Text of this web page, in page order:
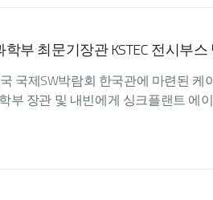
부 최문기장관 KSTEC 전시부스
국제SW박람회 한국관에 마련된
부 장관 및 내빈에게 싱크플랜트 에